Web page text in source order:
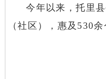
今年以来，托里
（社区），惠及530余